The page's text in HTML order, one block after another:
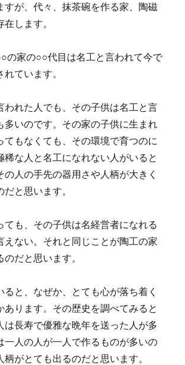
すが、代々、抹茶碗を作る家、陶磁
します。
の家の○○代目は名工と言われて今で
ています。
われた人でも、その子供は名工と言
多いのです。その家の子供に生まれ
てもなくても、その環境で育つのに
稀な人と名工になれない人がいると
の人の手先の器用さや人柄が大きく
と思います。
ても、その子供は名経営者になれる
えない。それと同じことが陶工の家
だと思います。
ると、なぜか、とても心が落ち着く
あります。その歴史を調べてみると
は長寿で優雅な晩年を送った人が多
一人の人が一人で作るものが多いの
がとても出るのだと思います。